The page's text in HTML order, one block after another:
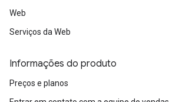
Web
Serviços da Web
Informações do produto
Preços e planos